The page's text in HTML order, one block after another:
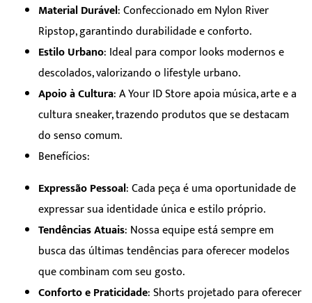
Material Durável: Confeccionado em Nylon River
Ripstop, garantindo durabilidade e conforto.
Estilo Urbano: Ideal para compor looks modernos e
descolados, valorizando o lifestyle urbano.
Apoio à Cultura: A Your ID Store apoia música, arte e a
cultura sneaker, trazendo produtos que se destacam
do senso comum.
Benefícios:
Expressão Pessoal: Cada peça é uma oportunidade de
expressar sua identidade única e estilo próprio.
Tendências Atuais: Nossa equipe está sempre em
busca das últimas tendências para oferecer modelos
que combinam com seu gosto.
Conforto e Praticidade: Shorts projetado para oferecer